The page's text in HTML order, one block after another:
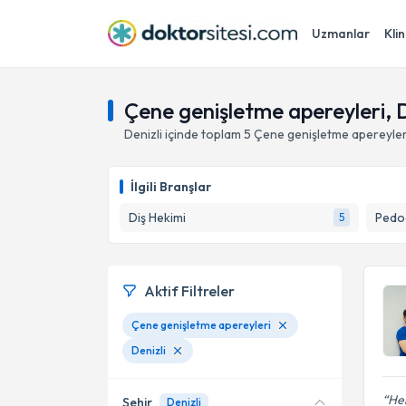
Uzmanlar
Çene genişletme apereyleri,
Denizli içinde toplam 5 Çene genişletme
İlgili Branşlar
Diş Hekimi
5
Aktif Filtreler
Çene genişletme apereyleri
Denizli
Şehir Denizli